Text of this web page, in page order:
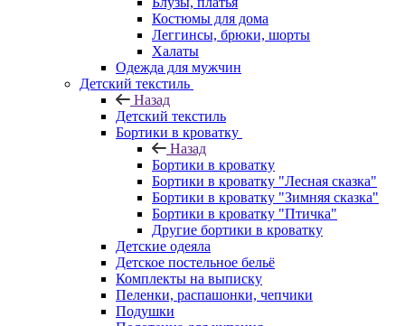
Костюмы для дома
Леггинсы, брюки, шорты
Халаты
Одежда для мужчин
Детский текстиль
Назад
Детский текстиль
Бортики в кроватку
Назад
Бортики в кроватку
Бортики в кроватку "Лесная сказка"
Бортики в кроватку "Зимняя сказка"
Бортики в кроватку "Птичка"
Другие бортики в кроватку
Детские одеяла
Детское постельное бельё
Комплекты на выписку
Пеленки, распашонки, чепчики
Подушки